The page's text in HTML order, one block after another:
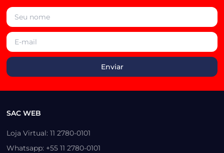
SAC WEB
Loja Virtual: 11 2780-0101
Whatsapp: +55 11 2780-0101